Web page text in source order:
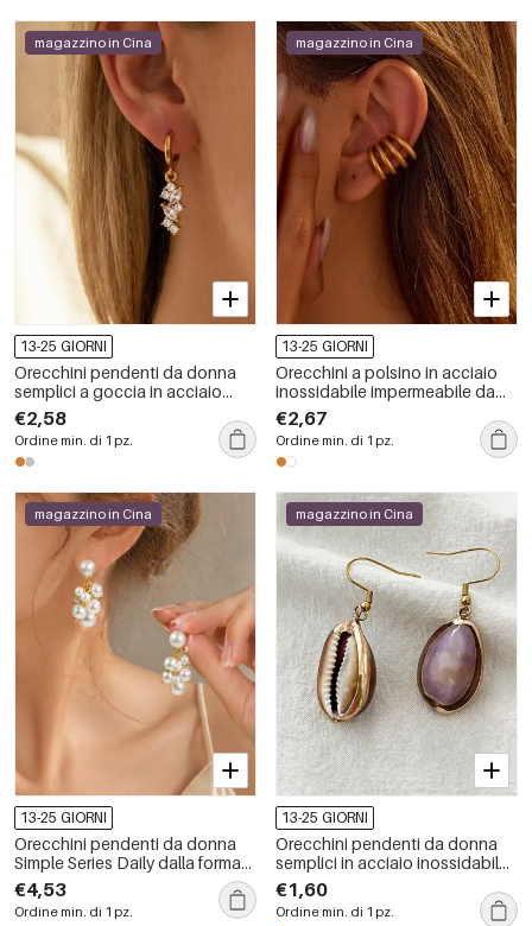
magazzino in Cina
13-25 GIORNI
Orecchini pendenti da donna
semplici a goccia in acciaio
inossidabile, impermeabili, color
oro, con zirconi.
€2,58
Ordine min. di 1 pz.
magazzino in Cina
13-25 GIORNI
Orecchini a polsino in acciaio
inossidabile impermeabile da
donna con motivo geometrico
semplice della serie Daily
€2,67
Ordine min. di 1 pz.
magazzino in Cina
13-25 GIORNI
Orecchini pendenti da donna
Simple Series Daily dalla forma
irregolare, in acciaio
inossidabile e impermeabili.
€4,53
Ordine min. di 1 pz.
magazzino in Cina
13-25 GIORNI
Orecchini pendenti da donna
semplici in acciaio inossidabile
color oro, impermeabili.
€1,60
Ordine min. di 1 pz.